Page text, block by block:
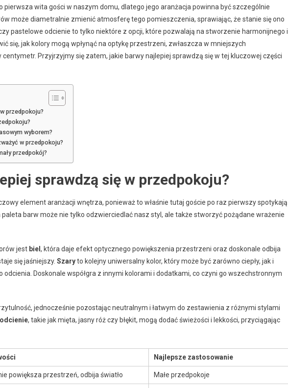
pierwsza wita gości w naszym domu, dlatego jego aranżacja powinna być szczególnie
może diametralnie zmienić atmosferę tego pomieszczenia, sprawiając, że stanie się ono
pastelowe odcienie to tylko niektóre z opcji, które pozwalają na stworzenie harmonijnego i
się, jak kolory mogą wpłynąć na optykę przestrzeni, zwłaszcza w mniejszych
centymetr. Przyjrzyjmy się zatem, jakie barwy najlepiej sprawdzą się w tej kluczowej części
przedpokoju?
wyborem?
w przedpokoju?
przedpokój?
sprawdzą się w przedpokoju?
element aranżacji wnętrza, ponieważ to właśnie tutaj goście po raz pierwszy spotykają
barw może nie tylko odzwierciedlać nasz styl, ale także stworzyć pożądane wrażenie
jest biel , która daje efekt optycznego powiększenia przestrzeni oraz doskonale odbija
się jaśniejszy. Szaryto kolejny uniwersalny kolor, który może być zarówno ciepły, jak i
odcienia. Doskonale współgra z innymi kolorami i dodatkami, co czyni go wszechstronnym
jednocześnie pozostając neutralnym i łatwym do zestawienia z różnymi stylami
, takie jak mięta, jasny róż czy błękit, mogą dodać świeżości i lekkości, przyciągając
Najlepsze zastosowanie
powiększa przestrzeń, odbija światło Małe przedpokoje